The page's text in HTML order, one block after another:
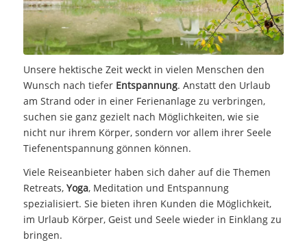
Unsere hektische Zeit weckt in vielen Menschen den
Wunsch nach tiefer Entspannung. Anstatt den Urlaub
am Strand oder in einer Ferienanlage zu verbringen,
suchen sie ganz gezielt nach Möglichkeiten, wie sie
nicht nur ihrem Körper, sondern vor allem ihrer Seele
Tiefenentspannung gönnen können.
Viele Reiseanbieter haben sich daher auf die Themen
Retreats, Yoga, Meditation und Entspannung
spezialisiert. Sie bieten ihren Kunden die Möglichkeit,
im Urlaub Körper, Geist und Seele wieder in Einklang zu
bringen.